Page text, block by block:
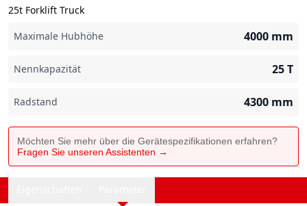
25t Forklift Truck
Maximale Hubhöhe
4000 mm
Nennkapazität 25T
Radstand 4300 mm
Möchten Sie mehr über die Gerätespezifikationen erfahren?
Fragen Sie unseren Assistenten →